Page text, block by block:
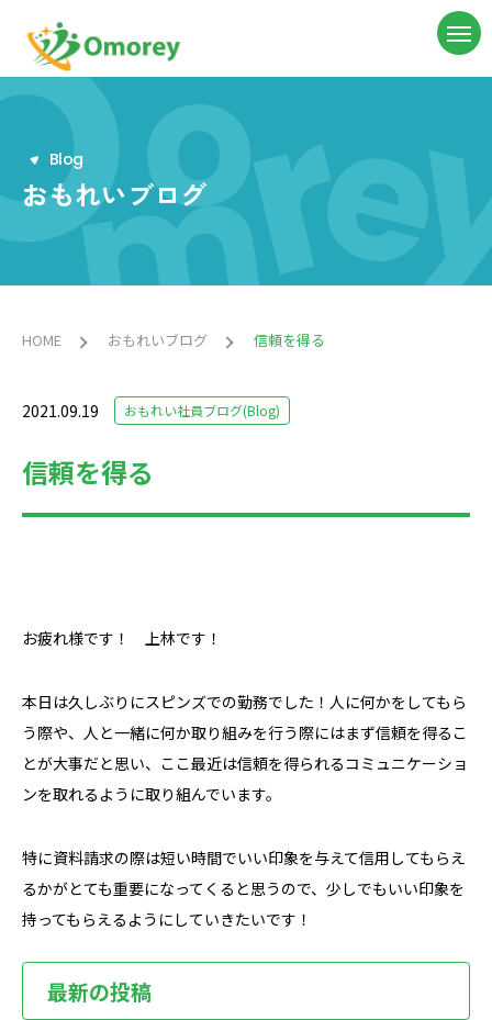
Blog
おもれいブログ
HOME おもれいブログ 信頼を得る
2021.09.19 おもれい社員ブログ(Blog)
信頼を得る
お疲れ様です！ 上林です！
本日は久しぶりにスピンズでの勤務でした！人に何かをしてもら
う際や、人と一緒に何か取り組みを行う際にはまず信頼を得るこ
とが大事だと思い、ここ最近は信頼を得られるコミュニケーショ
ンを取れるように取り組んでいます。
特に資料請求の際は短い時間でいい印象を与えて信用してもらえ
るかがとても重要になってくると思うので、少しでもいい印象を
持ってもらえるようにしていきたいです！
最新の投稿